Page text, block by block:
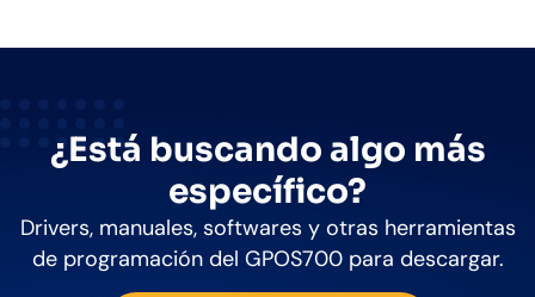
¿Está buscando algo más
específico?
Drivers, manuales, softwares y otras herramientas
de programación del GPOS700 para descargar.